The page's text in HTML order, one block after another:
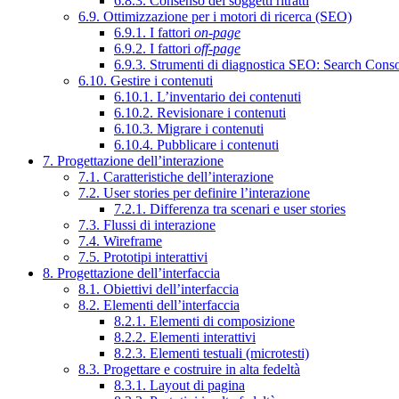
6.9. Ottimizzazione per i motori di ricerca (SEO)
6.9.1. I fattori on-page
6.9.2. I fattori off-page
6.9.3. Strumenti di diagnostica SEO: Search
6.10. Gestire i contenuti
6.10.1. L’inventario dei contenuti
6.10.2. Revisionare i contenuti
6.10.3. Migrare i contenuti
6.10.4. Pubblicare i contenuti
7. Progettazione dell’interazione
7.1. Caratteristiche dell’interazione
7.2. User stories per definire l’interazione
7.2.1. Differenza tra scenari e user stories
7.3. Flussi di interazione
7.4. Wireframe
7.5. Prototipi interattivi
8. Progettazione dell’interfaccia
8.1. Obiettivi dell’interfaccia
8.2. Elementi dell’interfaccia
8.2.1. Elementi di composizione
8.2.2. Elementi interattivi
8.2.3. Elementi testuali (microtesti)
8.3. Progettare e costruire in alta fedeltà
8.3.1. Layout di pagina